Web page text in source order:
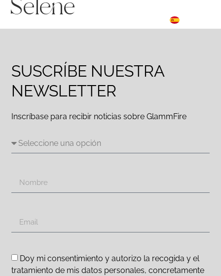
Selene
SUSCRÍBE NUESTRA
NEWSLETTER
Inscríbase para recibir noticias sobre GlammFire
Doy mi consentimiento y autorizo la recogida y el
tratamiento de mis datos personales, concretamente